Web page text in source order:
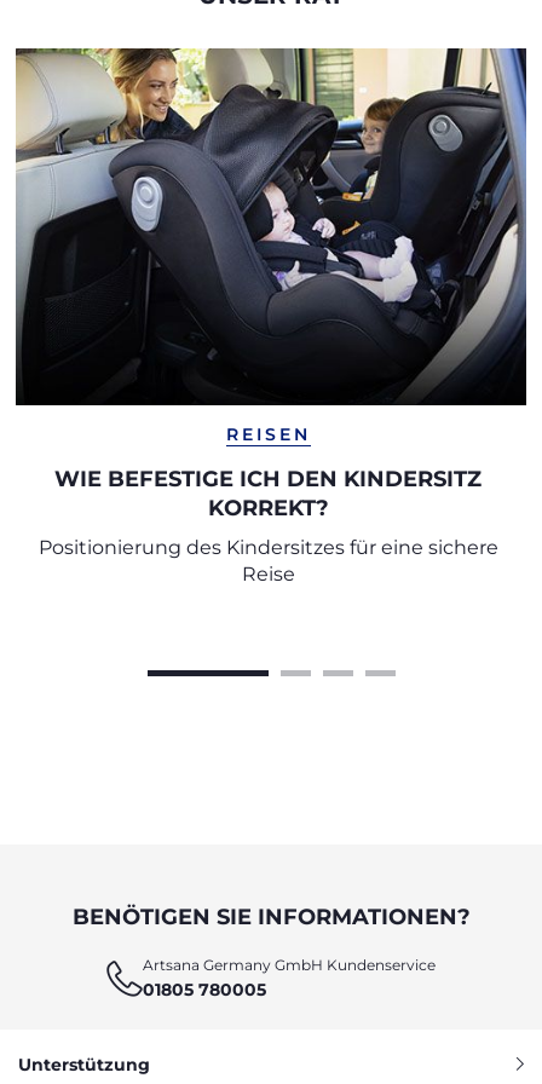
REISEN
WIE BEFESTIGE ICH DEN KINDERSITZ
KORREKT?
Positionierung des Kindersitzes für eine sichere
Reise
BENÖTIGEN SIE INFORMATIONEN?
Artsana Germany GmbH Kundenservice
01805 780005
Unterstützung